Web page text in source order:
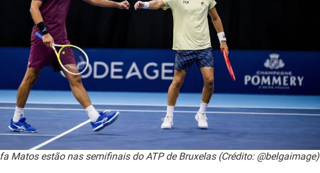
Matos estão nas semifinais do ATP de Bruxelas (Crédito: @belgaimage)